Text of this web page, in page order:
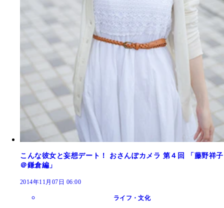
こんな彼女と妄想デート！ おさんぽカメラ 第４回 「藤野祥子
＠鎌倉編」
2014年11月07日 06:00
ライフ・文化